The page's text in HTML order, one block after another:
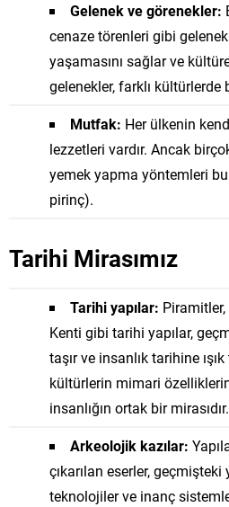
Gelenek ve görenekler:
cenaze törenleri gibi
yaşamasını sağlar ve
gelenekler, farklı kültürlerde
Mutfak: Her ülkenin
lezzetleri vardır. Ancak
yemek yapma yöntemleri
pirinç).
Tarihi Mirasımız
Tarihi yapılar:
Kenti gibi tarihi yapılar,
taşır ve insanlık tarihine
kültürlerin mimari
insanlığın ortak bir mirasıdır.
Arkeolojik kazılar:
çıkarılan eserler,
teknolojiler ve inanç